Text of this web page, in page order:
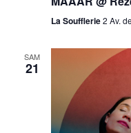
La Soufflerie2 Av.
SAM
21